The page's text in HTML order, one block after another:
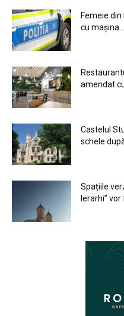
Femeie
cu mașina...
amendat cu
Castelul
schele după
Spațiile
Ierarhi” vor